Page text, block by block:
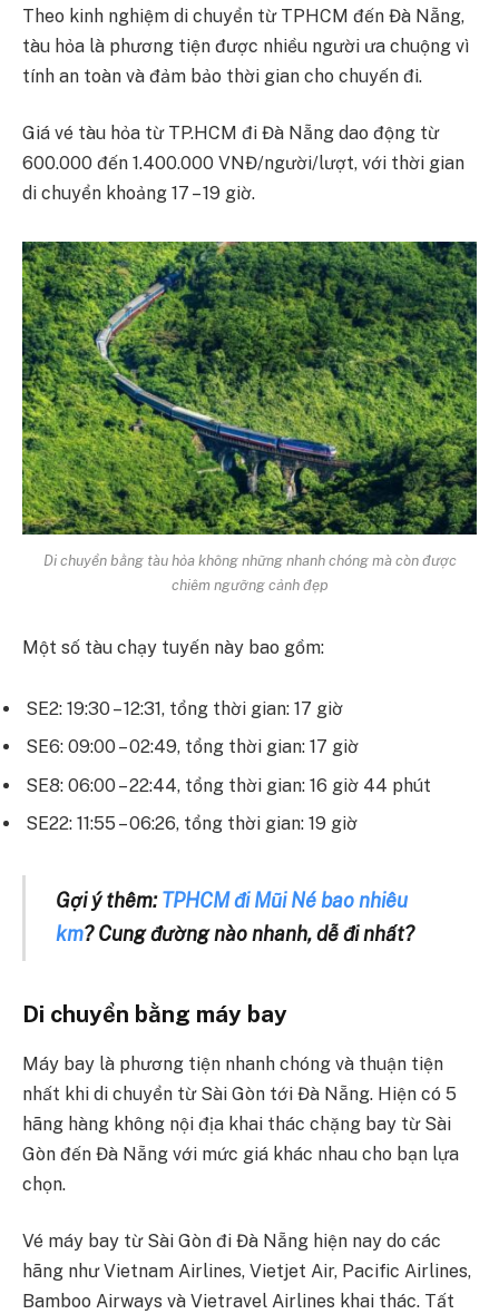
Theo kinh nghiệm di chuyển từ TPHCM đến Đà Nẵng,
tàu hỏa là phương tiện được nhiều người ưa chuộng vì
tính an toàn và đảm bảo thời gian cho chuyến đi.
Giá vé tàu hỏa từ TP.HCM đi Đà Nẵng dao động từ
600.000 đến 1.400.000 VNĐ/người/lượt, với thời gian
di chuyển khoảng 17 – 19 giờ.
Di chuyển bằng tàu hỏa không những nhanh chóng mà còn được
chiêm ngưỡng cảnh đẹp
Một số tàu chạy tuyến này bao gồm:
SE2: 19:30 – 12:31, tổng thời gian: 17 giờ
SE6: 09:00 – 02:49, tổng thời gian: 17 giờ
SE8: 06:00 – 22:44, tổng thời gian: 16 giờ 44 phút
SE22: 11:55 – 06:26, tổng thời gian: 19 giờ
Gợi ý thêm:TPHCM đi Mũi Né bao nhiêu
km? Cung đường nào nhanh, dễ đi nhất?
Di chuyển bằng máy bay
Máy bay là phương tiện nhanh chóng và thuận tiện
nhất khi di chuyển từ Sài Gòn tới Đà Nẵng. Hiện có 5
hãng hàng không nội địa khai thác chặng bay từ Sài
Gòn đến Đà Nẵng với mức giá khác nhau cho bạn lựa
chọn.
Vé máy bay từ Sài Gòn đi Đà Nẵng hiện nay do các
hãng như Vietnam Airlines, Vietjet Air, Pacific Airlines,
Bamboo Airways và Vietravel Airlines khai thác. Tất